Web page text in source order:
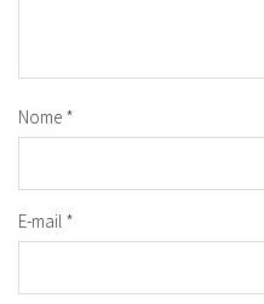
Nome *
E-mail *